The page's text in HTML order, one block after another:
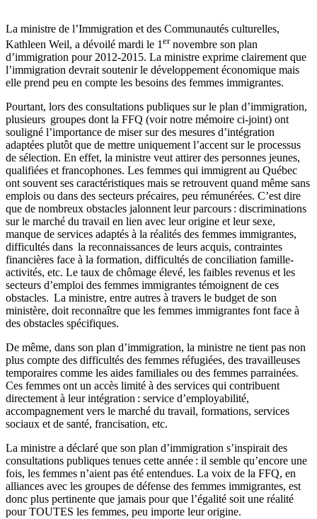
La ministre de l’Immigration et des Communautés culturelles,
Kathleen Weil, a dévoilé mardi le 1 ernovembre son plan
d’immigration pour 2012-2015. La ministre exprime clairement que
l’immigration devrait soutenir le développement économique mais
elle prend peu en compte les besoins des femmes immigrantes.
Pourtant, lors des consultations publiques sur le plan d’immigration,
plusieurs groupes dont la FFQ (voir notre mémoire ci-joint) ont
souligné l’importance de miser sur des mesures d’intégration
adaptées plutôt que de mettre uniquement l’accent sur le processus
de sélection. En effet, la ministre veut attirer des personnes jeunes,
qualifiées et francophones. Les femmes qui immigrent au Québec
ont souvent ses caractéristiques mais se retrouvent quand même sans
emplois ou dans des secteurs précaires, peu rémunérées. C’est dire
que de nombreux obstacles jalonnent leur parcours : discriminations
sur le marché du travail en lien avec leur origine et leur sexe,
manque de services adaptés à la réalités des femmes immigrantes,
difficultés dans la reconnaissances de leurs acquis, contraintes
financières face à la formation, difficultés de conciliation famille-
activités, etc. Le taux de chômage élevé, les faibles revenus et les
secteurs d’emploi des femmes immigrantes témoignent de ces
obstacles. La ministre, entre autres à travers le budget de son
ministère, doit reconnaître que les femmes immigrantes font face à
des obstacles spécifiques.
De même, dans son plan d’immigration, la ministre ne tient pas non
plus compte des difficultés des femmes réfugiées, des travailleuses
temporaires comme les aides familiales ou des femmes parrainées.
Ces femmes ont un accès limité à des services qui contribuent
directement à leur intégration : service d’employabilité,
accompagnement vers le marché du travail, formations, services
sociaux et de santé, francisation, etc.
La ministre a déclaré que son plan d’immigration s’inspirait des
consultations publiques tenues cette année : il semble qu’encore une
fois, les femmes n’aient pas été entendues. La voix de la FFQ, en
alliances avec les groupes de défense des femmes immigrantes, est
donc plus pertinente que jamais pour que l’égalité soit une réalité
pour TOUTES les femmes, peu importe leur origine.